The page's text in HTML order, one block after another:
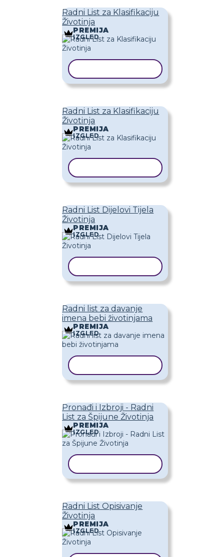
Radni List za Klasifikaciju
Životinja
PREMIJA
IZGLED
Radni List za Klasifikaciju
Životinja
PREMIJA
IZGLED
Radni List Dijelovi Tijela
Životinja
PREMIJA
IZGLED
Radni list za davanje
imena bebi životinjama
PREMIJA
IZGLED
Pronađi i Izbroji - Radni
List za Špijune Životinja
PREMIJA
IZGLED
Radni List Opisivanje
Životinja
PREMIJA
IZGLED